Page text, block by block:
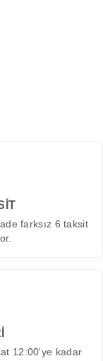
farksız 6 taksit
12:00'ye kadar